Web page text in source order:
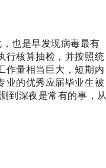
也是早发现病毒最有
行核算抽检，并按照统
作量相当巨大，短期内
业的优秀应届毕业生被
到深夜是常有的事，从